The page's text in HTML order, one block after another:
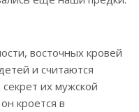
восточных кровей
и считаются
их мужской
кроется в